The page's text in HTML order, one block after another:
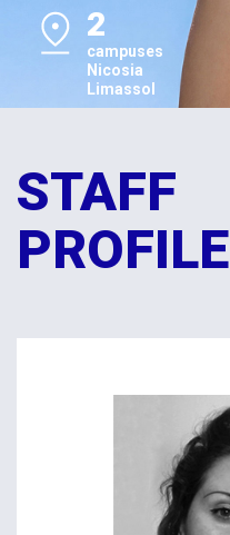
2
campuses
Nicosia
Limassol
STAFF
PROFILE